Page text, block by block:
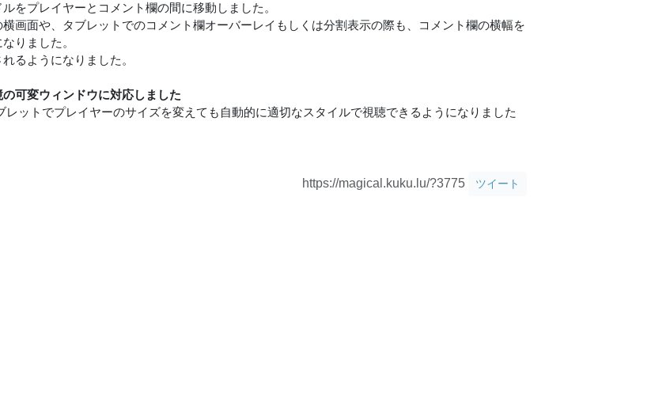
をプレイヤーとコメント欄の間に移動しました。
画面や、タブレットでのコメント欄オーバーレイもしくは分割表示の際も、コメント欄の横幅を
りました。
るようになりました。
の可変ウィンドウに対応しました
レットでプレイヤーのサイズを変えても自動的に適切なスタイルで視聴できるようになりました
https://magical.kuku.lu/?3775 ツイート